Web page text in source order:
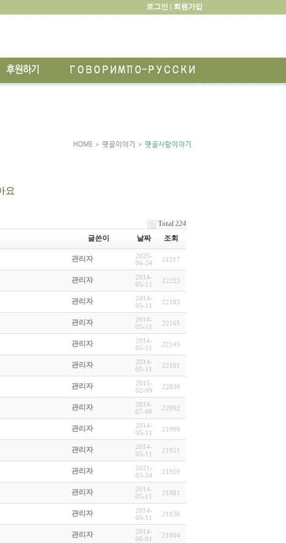
로그인 | 회원가입
요
Total 224
글쓴이 날짜 조회
관리자
2025-
04-24
21217
관리자
2014-
05-11
22223
관리자
2014-
05-11
22183
관리자
2014-
05-11
22165
관리자
2014-
05-11
22145
관리자
2014-
05-11
22101
관리자
2015-
02-09
22030
관리자
2014-
07-08
22002
관리자
2014-
05-11
21999
관리자
2014-
05-11
21921
관리자
2021-
03-24
21919
관리자
2014-
05-11
21881
관리자
2014-
05-11
21836
관리자
2014-
06-01
21804